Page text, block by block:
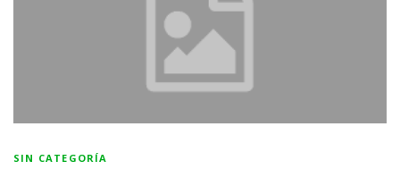
SIN CATEGORÍA